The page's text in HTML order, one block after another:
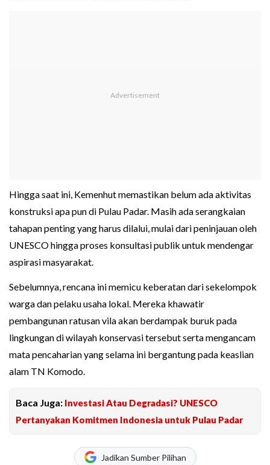
Hingga saat ini, Kemenhut memastikan belum ada aktivitas
konstruksi apa pun di Pulau Padar. Masih ada serangkaian
tahapan penting yang harus dilalui, mulai dari peninjauan oleh
UNESCO hingga proses konsultasi publik untuk mendengar
aspirasi masyarakat.
Sebelumnya, rencana ini memicu keberatan dari sekelompok
warga dan pelaku usaha lokal. Mereka khawatir
pembangunan ratusan vila akan berdampak buruk pada
lingkungan di wilayah konservasi tersebut serta mengancam
mata pencaharian yang selama ini bergantung pada keaslian
alam TN Komodo.
Baca Juga: Investasi Atau Degradasi? UNESCO
Pertanyakan Komitmen Indonesia untuk Pulau Padar
Jadikan Sumber Pilihan